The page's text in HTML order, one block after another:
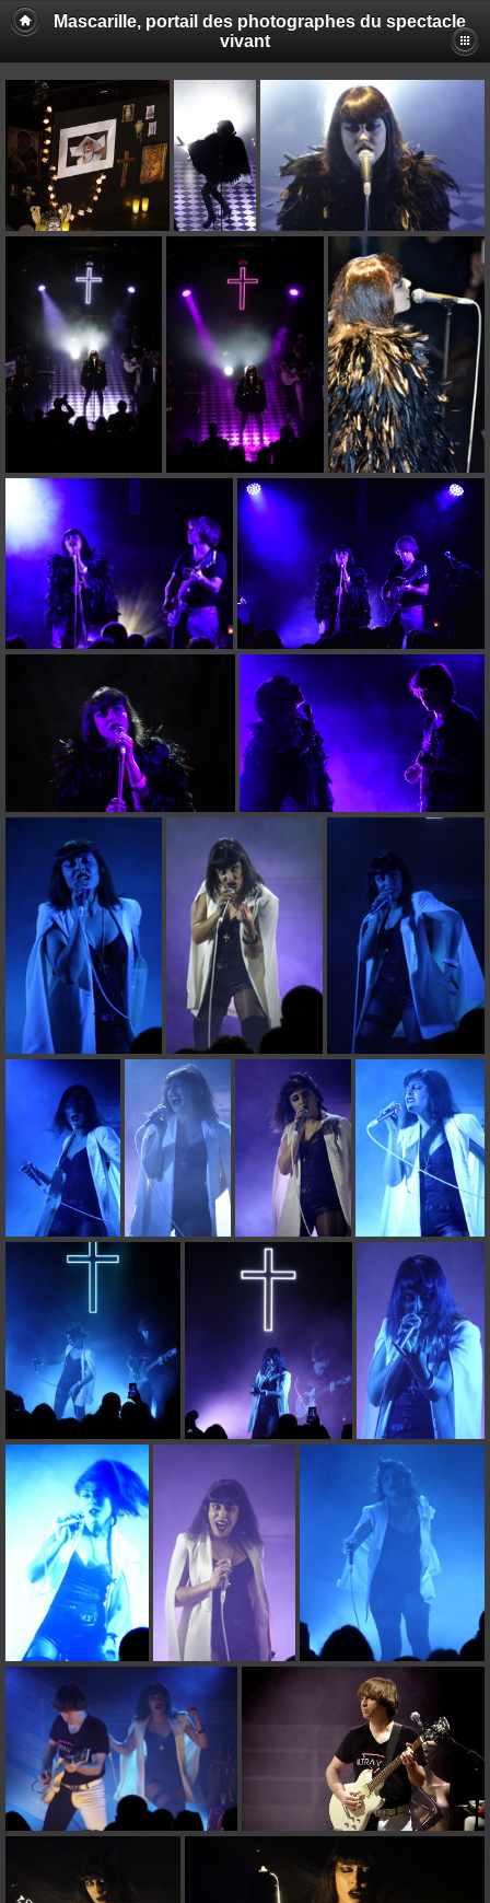
Mascarille, portail des photographes du spectacle
vivant